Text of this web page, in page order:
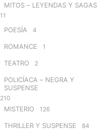
MITOS – LEYENDAS Y SAGAS
11
POESÍA 4
ROMANCE 1
TEATRO 2
POLICÍACA – NEGRA Y
SUSPENSE
210
MISTERIO 126
THRILLER Y SUSPENSE 84